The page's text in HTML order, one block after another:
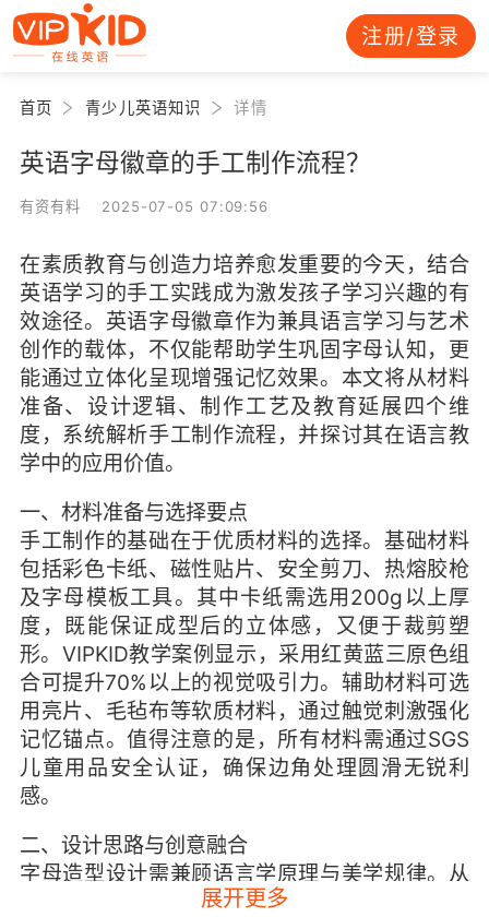
注册/登录
首页 青少儿英语知识 详情
英语字母徽章的手工制作流程？
有资有料 2025-07-05 07:09:56
在素质教育与创造力培养愈发重要的今天，结合
英语学习的手工实践成为激发孩子学习兴趣的有
效途径。英语字母徽章作为兼具语言学习与艺术
创作的载体，不仅能帮助学生巩固字母认知，更
能通过立体化呈现增强记忆效果。本文将从材料
准备、设计逻辑、制作工艺及教育延展四个维
度，系统解析手工制作流程，并探讨其在语言教
学中的应用价值。
一、材料准备与选择要点
手工制作的基础在于优质材料的选择。基础材料
包括彩色卡纸、磁性贴片、安全剪刀、热熔胶枪
及字母模板工具。其中卡纸需选用200g以上厚
度，既能保证成型后的立体感，又便于裁剪塑
形。VIPKID教学案例显示，采用红黄蓝三原色组
合可提升70%以上的视觉吸引力。辅助材料可选
用亮片、毛毡布等软质材料，通过触觉刺激强化
记忆锚点。值得注意的是，所有材料需通过SGS
儿童用品安全认证，确保边角处理圆滑无锐利
感。
二、设计思路与创意融合
字母造型设计需兼顾语言学原理与美学规律。从
形态解构角度，每个字母可拆解为3-5个基础几
展开更多